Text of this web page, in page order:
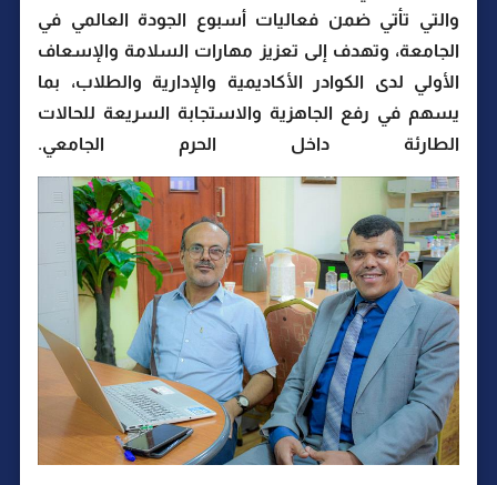
والتي تأتي ضمن فعاليات أسبوع الجودة العالمي في
الجامعة، وتهدف إلى تعزيز مهارات السلامة والإسعاف
الأولي لدى الكوادر الأكاديمية والإدارية والطلاب، بما
يسهم في رفع الجاهزية والاستجابة السريعة للحالات
الطارئة داخل الحرم الجامعي.